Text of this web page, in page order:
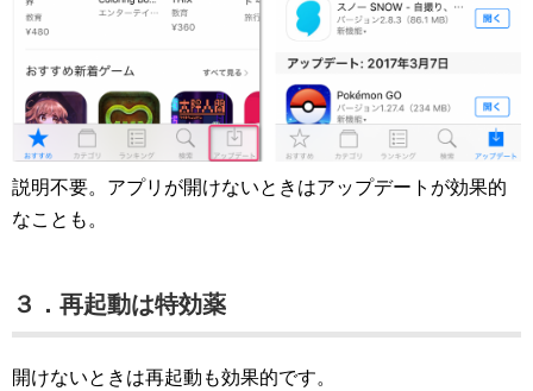
説明不要。アプリが開けないときはアップデートが効果的
なことも。
３．再起動は特効薬
開けないときは再起動も効果的です。